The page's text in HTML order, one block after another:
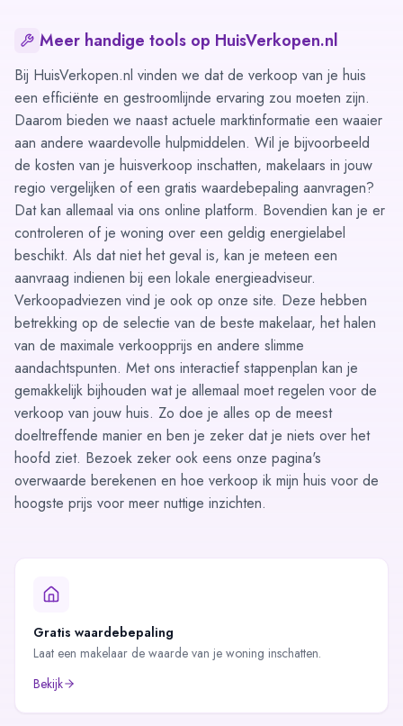
Meer handige tools op HuisVerkopen.nl
Bij HuisVerkopen.nl vinden we dat de verkoop van je huis
een efficiënte en gestroomlijnde ervaring zou moeten zijn.
Daarom bieden we naast actuele marktinformatie een waaier
aan andere waardevolle hulpmiddelen. Wil je bijvoorbeeld
de kosten van je huisverkoop inschatten, makelaars in jouw
regio vergelijken of een gratis waardebepaling aanvragen?
Dat kan allemaal via ons online platform. Bovendien kan je er
controleren of je woning over een geldig energielabel
beschikt. Als dat niet het geval is, kan je meteen een
aanvraag indienen bij een lokale energieadviseur.
Verkoopadviezen vind je ook op onze site. Deze hebben
betrekking op de selectie van de beste makelaar, het halen
van de maximale verkoopprijs en andere slimme
aandachtspunten. Met ons interactief stappenplan kan je
gemakkelijk bijhouden wat je allemaal moet regelen voor de
verkoop van jouw huis. Zo doe je alles op de meest
doeltreffende manier en ben je zeker dat je niets over het
hoofd ziet. Bezoek zeker ook eens onze pagina's
overwaarde berekenen en hoe verkoop ik mijn huis voor de
hoogste prijs voor meer nuttige inzichten.
Gratis waardebepaling
Laat een makelaar de waarde van je woning inschatten.
Bekijk